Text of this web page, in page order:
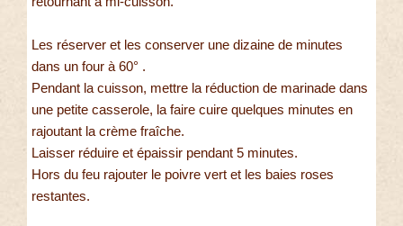
Les réserver et les conserver une dizaine de minutes
dans un four à 60° .
Pendant la cuisson, mettre la réduction de marinade dans
une petite casserole, la faire cuire quelques minutes en
rajoutant la crème fraîche.
Laisser réduire et épaissir pendant 5 minutes.
Hors du feu rajouter le poivre vert et les baies roses
restantes.